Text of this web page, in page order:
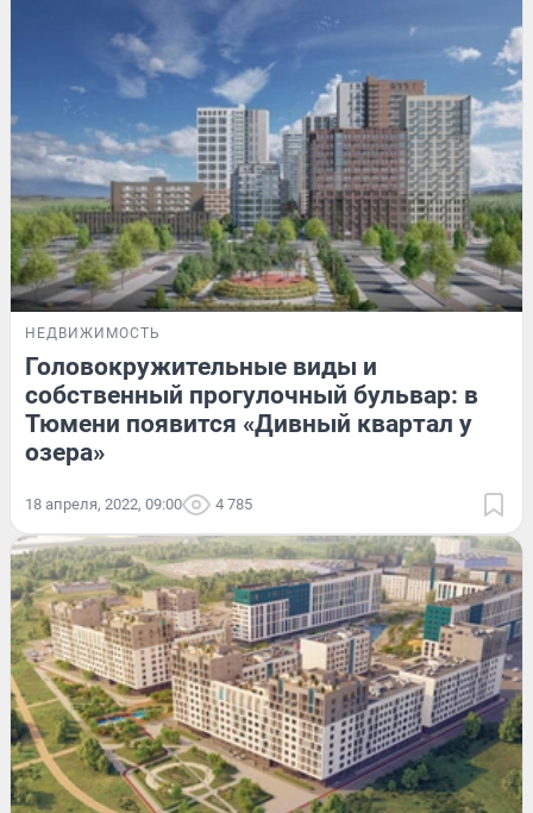
НЕДВИЖИМОСТЬ
Головокружительные виды и
собственный прогулочный бульвар: в
Тюмени появится «Дивный квартал у
озера»
18 апреля, 2022, 09:00 4 785